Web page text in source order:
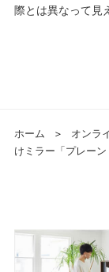
際とは異なって見
ホーム ＞ オンラ
けミラー「プレー